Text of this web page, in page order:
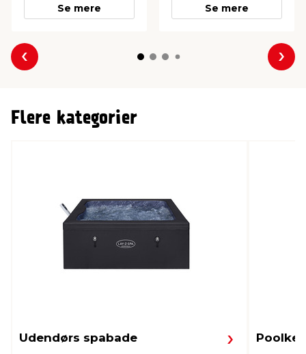
Se mere Se mere
Forrige
Flere kategorier
Udendørs spabade